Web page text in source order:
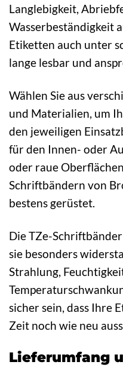
Langlebigkeit,
Wasserbeständigkeit
Etiketten auch unter
lange lesbar und
Wählen Sie aus
und Materialien, um
den jeweiligen
für den Innen- oder
oder raue
Schriftbändern von
bestens gerüstet.
Die TZe-
sie besonders
Strahlung,
sicher sein, dass Ihre
Zeit noch wie neu
Lieferumfang